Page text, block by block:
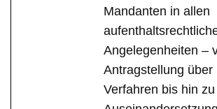
Mandanten in allen
Angelegenheiten –
Antragstellung über
Verfahren bis hin